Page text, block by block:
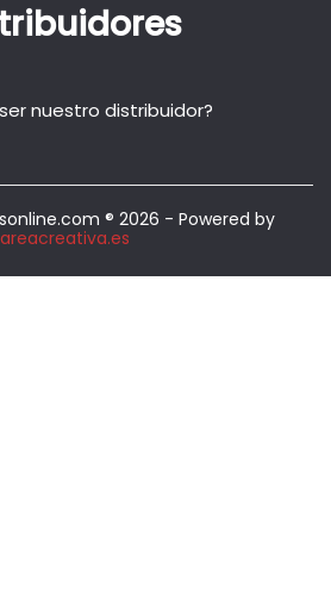
nuestro distribuidor?
® 2026 - Powered by
areacreativa.es